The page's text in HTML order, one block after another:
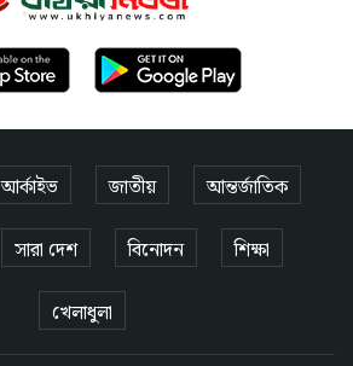
আর্কাইভ জাতীয় আন্তর্জাতিক
সারা দেশ বিনোদন শিক্ষা
খেলাধুলা